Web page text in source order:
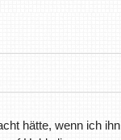
hätte, wenn ich ihn